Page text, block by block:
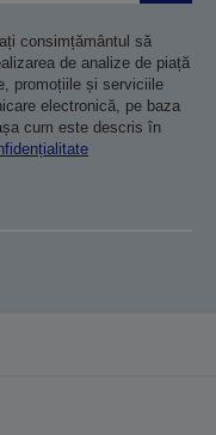
consimțământul să
de analize de piață
promoțiile și serviciile
electronică, pe baza
cum este descris în